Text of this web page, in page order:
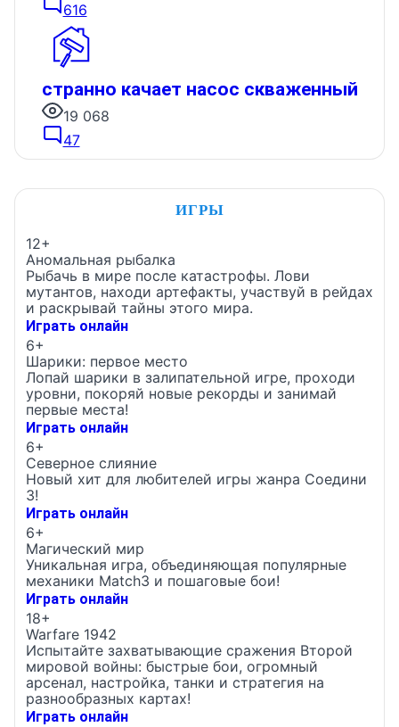
616
странно качает насос скваженный
19 068
47
ИГРЫ
12+
Аномальная рыбалка
Рыбачь в мире после катастрофы. Лови
мутантов, находи артефакты, участвуй в рейдах
и раскрывай тайны этого мира.
Играть онлайн
6+
Шарики: первое место
Лопай шарики в залипательной игре, проходи
уровни, покоряй новые рекорды и занимай
первые места!
Играть онлайн
6+
Северное слияние
Новый хит для любителей игры жанра Соедини
3!
Играть онлайн
6+
Магический мир
Уникальная игра, объединяющая популярные
механики Match3 и пошаговые бои!
Играть онлайн
18+
Warfare 1942
Испытайте захватывающие сражения Второй
мировой войны: быстрые бои, огромный
арсенал, настройка, танки и стратегия на
разнообразных картах!
Играть онлайн